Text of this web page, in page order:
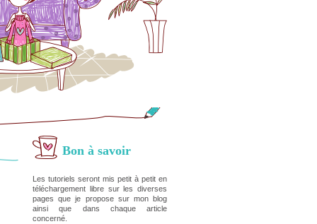
Bon à savoir
Les tutoriels seront mis petit à petit en
téléchargement libre sur les diverses
pages que je propose sur mon blog
ainsi que dans chaque article
concerné.